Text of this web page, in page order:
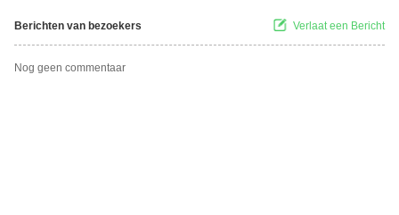
Berichten van bezoekers Verlaat een Bericht
Nog geen commentaar